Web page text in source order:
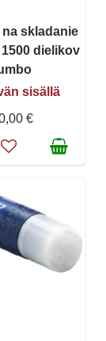
na skladanie
dielikov
sisällä
€